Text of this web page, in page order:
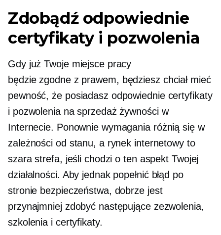
Zdobądź odpowiednie
certyfikaty i pozwolenia
Gdy już Twoje miejsce pracy
będzie zgodne z prawem, będziesz chciał mieć
pewność, że posiadasz odpowiednie certyfikaty
i pozwolenia na sprzedaż żywności w
Internecie. Ponownie wymagania różnią się w
zależności od stanu, a rynek internetowy to
szara strefa, jeśli chodzi o ten aspekt Twojej
działalności. Aby jednak popełnić błąd po
stronie bezpieczeństwa, dobrze jest
przynajmniej zdobyć następujące zezwolenia,
szkolenia i certyfikaty.